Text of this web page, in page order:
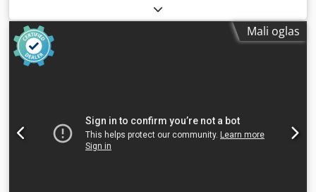
, radni sati:
klima-uređaj,
Mali oglas